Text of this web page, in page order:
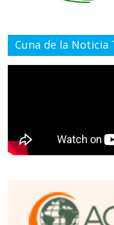
Cuna de la Noticia